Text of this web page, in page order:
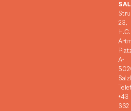
23,
H.C.
A-
+43
662